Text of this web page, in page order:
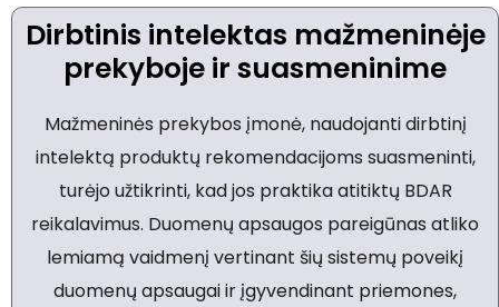
Dirbtinis intelektas mažmeninėje
prekyboje ir suasmeninime
Mažmeninės prekybos įmonė, naudojanti dirbtinį
intelektą produktų rekomendacijoms suasmeninti,
turėjo užtikrinti, kad jos praktika atitiktų BDAR
reikalavimus. Duomenų apsaugos pareigūnas atliko
lemiamą vaidmenį vertinant šių sistemų poveikį
duomenų apsaugai ir įgyvendinant priemones,